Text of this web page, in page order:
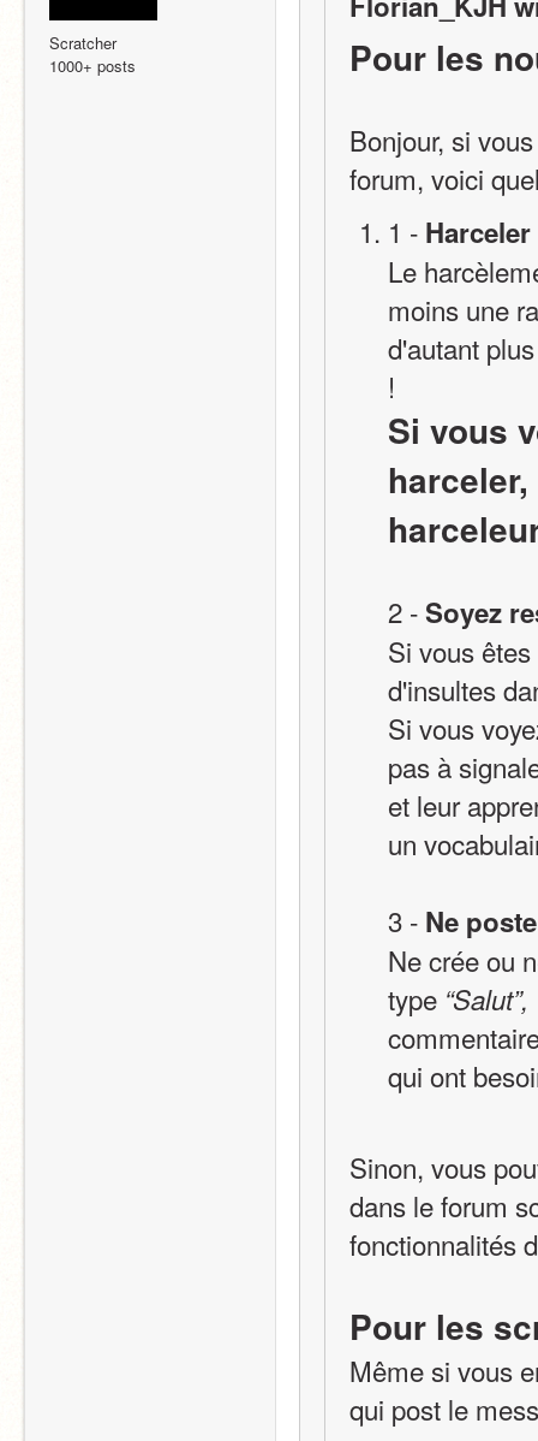
Scratcher
1000+ posts
Pour les
Bonjour, si
forum, voici
1 -
Le
moins une
d'autant
!
Si vous
2 - Soyez
Si vous
d'insultes
Si vous
pas à
et leur
un
3 - Ne
Ne crée ou
type
qui ont
Sinon, vous
dans le forum
fonctionnalités
Pour les
Même si vous
qui post le